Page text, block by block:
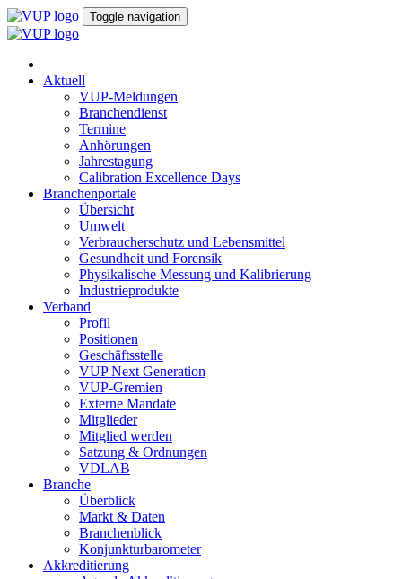
Toggle navigation
Aktuell
VUP-Meldungen
Branchendienst
Termine
Anhörungen
Jahrestagung
Calibration Excellence Days
Branchenportale
Übersicht
Umwelt
Verbraucherschutz und Lebensmittel
Gesundheit und Forensik
Physikalische Messung und Kalibrierung
Industrieprodukte
Verband
Profil
Positionen
Geschäftsstelle
VUP Next Generation
VUP-Gremien
Externe Mandate
Mitglieder
Mitglied werden
Satzung & Ordnungen
VDLAB
Branche
Überblick
Markt & Daten
Branchenblick
Konjunkturbarometer
Akkreditierung